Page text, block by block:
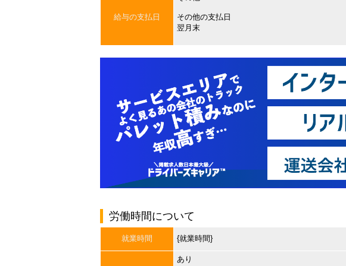
給与の支払日
その他の支払日
翌月末
労働時間について
就業時間 {就業時間}
あり